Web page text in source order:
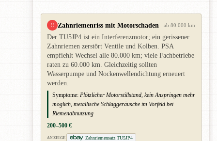
!! Zahnriemenriss mit Motorschaden ab 80.000 km
Der TU5JP4 ist ein Interferenzmotor; ein gerissener
Zahnriemen zerstört Ventile und Kolben. PSA
empfiehlt Wechsel alle 80.000 km; viele Fachbetriebe
raten zu 60.000 km. Gleichzeitig sollten
Wasserpumpe und Nockenwellendichtung erneuert
werden.
Symptome: Plötzlicher Motorstillstand, kein Anspringen mehr
möglich, metallische Schlaggeräusche im Vorfeld bei
Riemenabnutzung
200–500 €
ANZEIGE
Zahnriemensatz TU5JP4